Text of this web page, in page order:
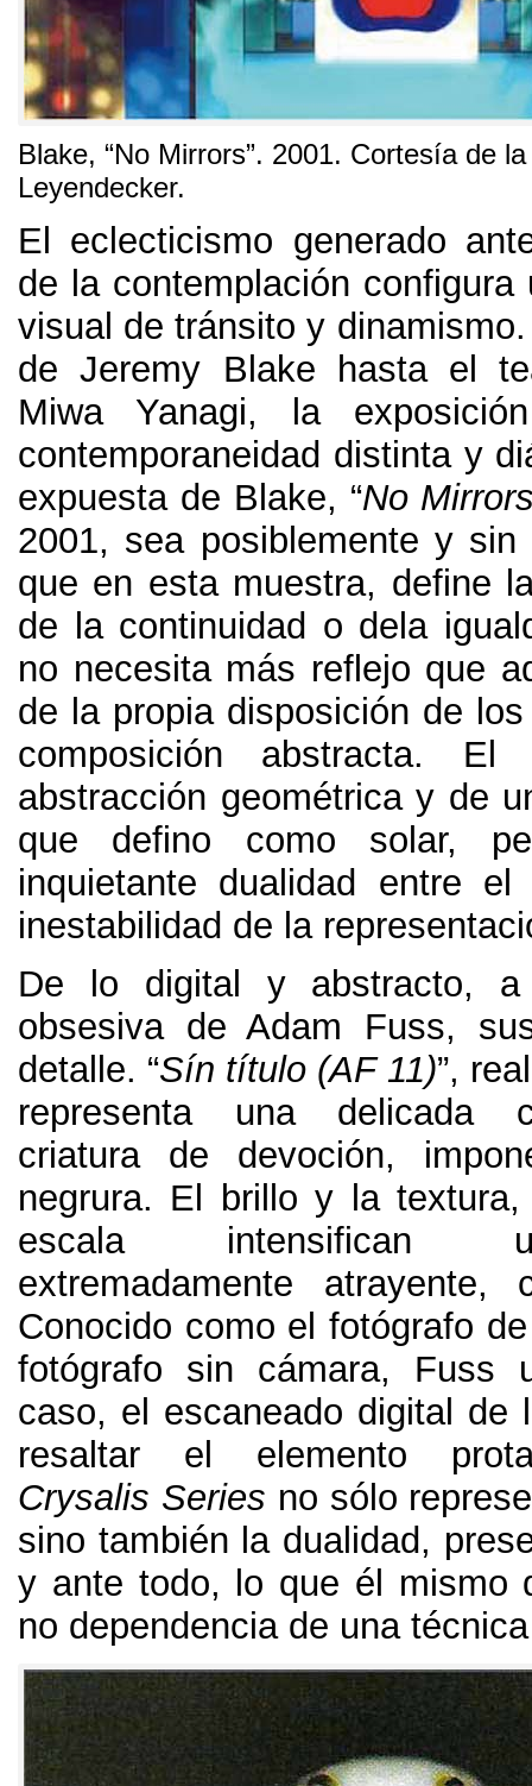
Blake, “No Mirrors”. 2001. Cortesía de
Leyendecker.
El eclecticismo generado
de la contemplación configura
visual de tránsito y dinamismo
de Jeremy Blake hasta el
Miwa Yanagi,
la
contemporaneidad distinta y
expuesta de Blake, “No
2001, sea posiblemente y sin
que en esta muestra, define
de la continuidad o dela
no necesita más reflejo que
de la propia disposición de
composición abstracta. El
abstracción geométrica y de
que defino como solar,
inquietante dualidad entre
inestabilidad de la
De lo digital y abstracto, a
obsesiva de Adam Fuss,
detalle. “Sín título (AF11)”,
representa una delicada
criatura de devoción,
negrura. El brillo y la textura
escala intensifican
extremadamente atrayente,
Conocido como el fotógrafo
fotógrafo sin cámara, Fuss
caso, el escaneado digital de
resaltar el elemento
Crysalis Series no sólo
sino también la dualidad,
y ante todo,
lo que él mismo
no dependencia de una